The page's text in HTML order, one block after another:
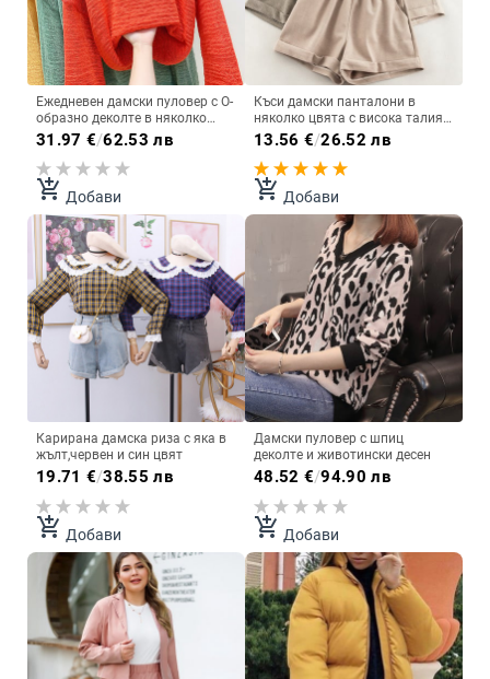
Ежедневен дамски пуловер с О-
образно деколте в няколко
цята
31.97 €/62.53 лв
add_shopping_cart Добави
Къси дамски панталони в
няколко цвята с висока талия и
джобове
13.56 €/26.52 лв
add_shopping_cart Добави
Карирана дамска риза с яка в
жълт,червен и син цвят
19.71 €/38.55 лв
add_shopping_cart Добави
Дамски пуловер с шпиц
деколте и животински десен
48.52 €/94.90 лв
add_shopping_cart Добави